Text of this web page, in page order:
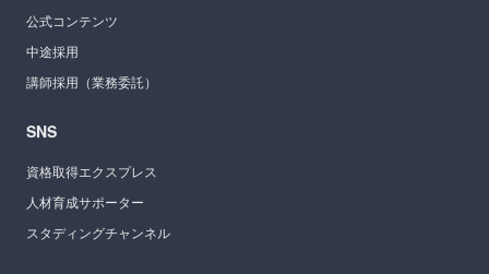
公式コンテンツ
中途採用
講師採用（業務委託）
SNS
資格取得エクスプレス
人材育成サポーター
スタディングチャンネル